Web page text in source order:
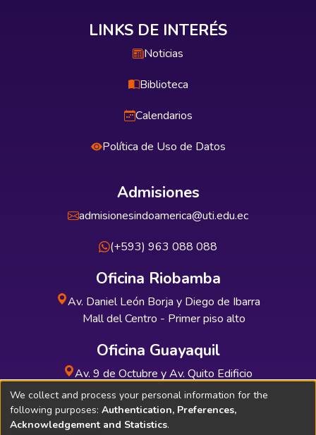
LINKS DE INTERÉS
Noticias
Biblioteca
Calendarios
Política de Uso de Datos
Admisiones
admisionesindoamerica@uti.edu.ec
(+593) 963 088 088
Oficina Riobamba
Av. Daniel León Borja y Diego de Ibarra
Mall del Centro - Primer piso alto
Oficina Guayaquil
Av. 9 de Octubre y Av. Quito Edificio
INDUAUTO - Planta baja
We collect and process your personal information for the
following purposes: Authentication, Preferences,
Acknowledgement and Statistics.